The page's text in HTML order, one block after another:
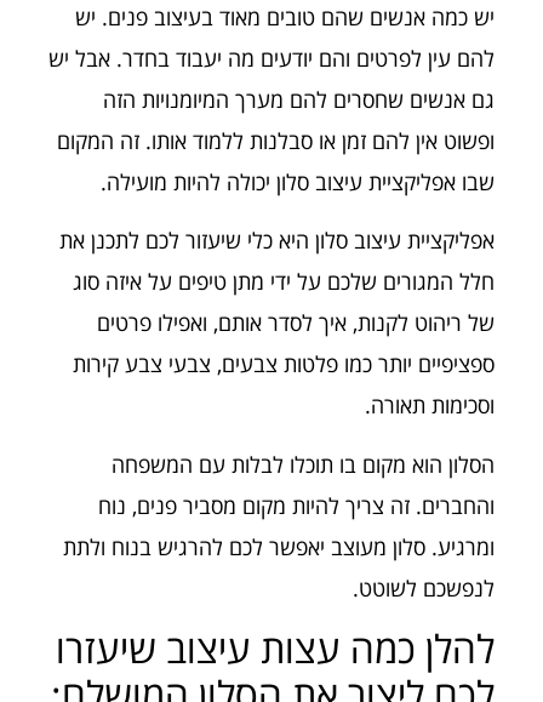
יש כמה אנשים שהם טובים מאוד בעיצוב פנים. יש
להם עין לפרטים והם יודעים מה יעבוד בחדר. אבל יש
גם אנשים שחסרים להם מערך המיומנויות הזה
ופשוט אין להם זמן או סבלנות ללמוד אותו. זה המקום
שבו אפליקציית עיצוב סלון יכולה להיות מועילה.
אפליקציית עיצוב סלון היא כלי שיעזור לכם לתכנן את
חלל המגורים שלכם על ידי מתן טיפים על איזה סוג
של ריהוט לקנות, איך לסדר אותם, ואפילו פרטים
ספציפיים יותר כמו פלטות צבעים, צבעי צבע קירות
וסכימות תאורה.
הסלון הוא מקום בו תוכלו לבלות עם המשפחה
והחברים. זה צריך להיות מקום מסביר פנים, נוח
ומרגיע. סלון מעוצב יאפשר לכם להרגיש בנוח ולתת
לנפשכם לשוטט.
להלן כמה עצות עיצוב שיעזרו